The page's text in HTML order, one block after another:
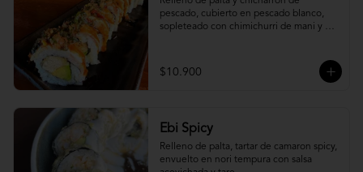
pescado, cubierto en pescado blanco,
sopleteado con chimichurri de mani y
$10.900
Ebi Spicy
Relleno de palta, tartar de camaron spicy,
envuelto en nori tempura con salsa